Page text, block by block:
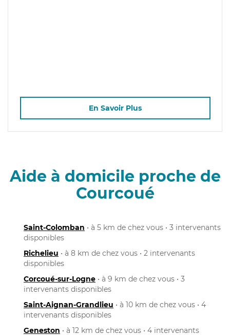
En Savoir Plus
Aide à domicile proche de
Courcoué
Saint-Colomban • à 5 km de chez vous • 3 intervenants
disponibles
Richelieu • à 8 km de chez vous • 2 intervenants
disponibles
Corcoué-sur-Logne • à 9 km de chez vous • 3
intervenants disponibles
Saint-Aignan-Grandlieu • à 10 km de chez vous • 4
intervenants disponibles
Geneston • à 12 km de chez vous • 4 intervenants